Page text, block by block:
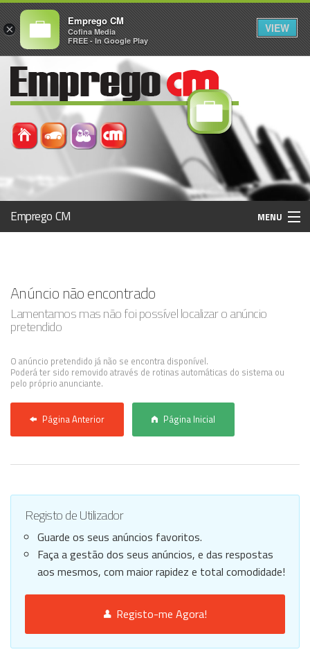
Emprego CM MENU
Registo / Login
Anunciar Agora
Anúncio não encontrado
Lamentamos mas não foi possível localizar o anúncio
pretendido
O anúncio pretendido já não se encontra disponível.
Poderá ter sido removido através de rotinas automáticas do sistema ou
pelo próprio anunciante.
Página Anterior Página Inicial
Registo de Utilizador
Guarde os seus anúncios favoritos.
Faça a gestão dos seus anúncios, e das respostas
aos mesmos, com maior rapidez e total comodidade!
Registo-me Agora!
×
Emprego CM
Cofina Media
FREE - In Google Play
VIEW